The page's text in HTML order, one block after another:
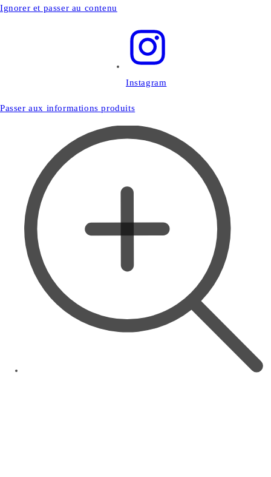
Ignorer et passer au contenu
Instagram
Passer aux informations produits